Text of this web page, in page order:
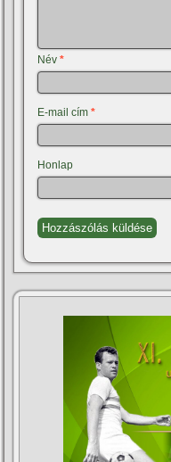
Név*
E-mail cím*
Honlap